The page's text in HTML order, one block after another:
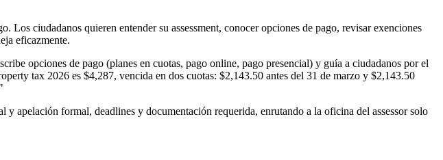
Los ciudadanos quieren entender su assessment, conocer opciones de pago, revisar exenciones
eficazmente.
opciones de pago (planes en cuotas, pago online, pago presencial) y guía a ciudadanos por el
tax 2026 es $4,287, vencida en dos cuotas: $2,143.50 antes del 31 de marzo y $2,143.50
apelación formal, deadlines y documentación requerida, enrutando a la oficina del assessor solo